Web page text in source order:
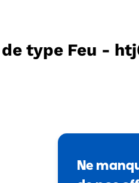
type Feu -
Ne